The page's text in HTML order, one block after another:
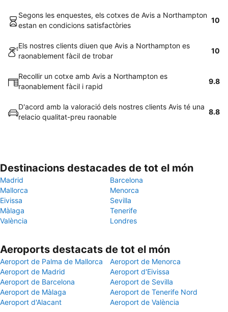
Segons les enquestes, els cotxes de Avis a Northampton
estan en condicions satisfactòries
10
Els nostres clients diuen que Avis a Northampton es
raonablement fàcil de trobar
10
Recollir un cotxe amb Avis a Northampton es
raonablement fàcil i rapid
9.8
D'acord amb la valoració dels nostres clients Avis té una
relacio qualitat-preu raonable
8.8
Destinacions destacades de tot el món
Madrid
Barcelona
Mallorca
Menorca
Eivissa
Sevilla
Màlaga
Tenerife
València
Londres
Aeroports destacats de tot el món
Aeroport de Palma de Mallorca
Aeroport de Menorca
Aeroport de Madrid
Aeroport d'Eivissa
Aeroport de Barcelona
Aeroport de Sevilla
Aeroport de Màlaga
Aeroport de Tenerife Nord
Aeroport d'Alacant
Aeroport de València